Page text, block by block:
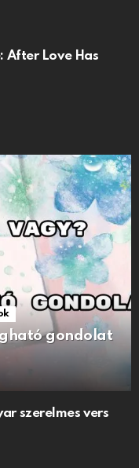
After Love Has
gondolat
szerelmes vers